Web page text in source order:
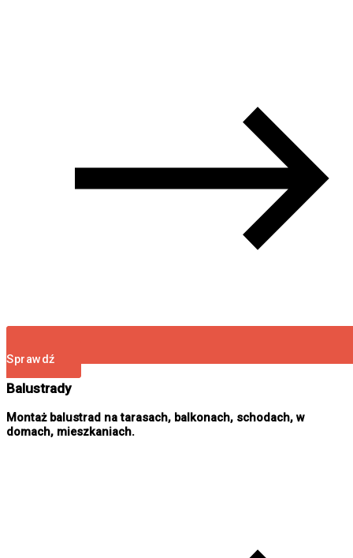
Sprawdź
Balustrady
Montaż balustrad na tarasach, balkonach, schodach, w
domach, mieszkaniach.